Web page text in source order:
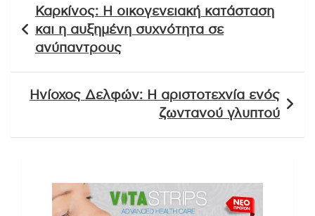
άρθρων
Καρκίνος: Η οικογενειακή κατάσταση
και η αυξημένη συχνότητα σε
ανύπαντρους
Ηνίοχος Δελφών: Η αριστοτεχνία ενός
ζωντανού γλυπτού